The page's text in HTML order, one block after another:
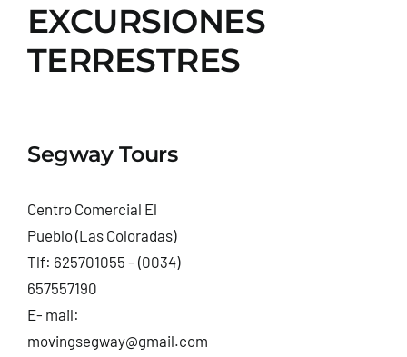
EXCURSIONES
TERRESTRES
Segway Tours
Centro Comercial El
Pueblo (Las Coloradas)
Tlf: 625701055 – (0034)
657557190
E- mail:
movingsegway@gmail.com